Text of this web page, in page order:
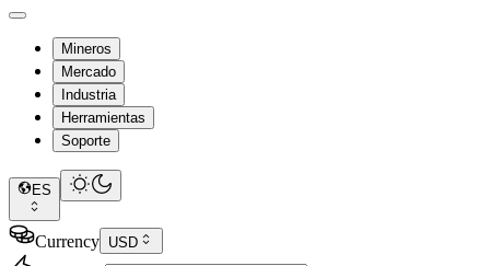
Mineros
Mercado
Industria
Herramientas
Soporte
ES
Currency USD